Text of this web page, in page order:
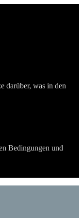
darüber, was in den
Bedingungen und